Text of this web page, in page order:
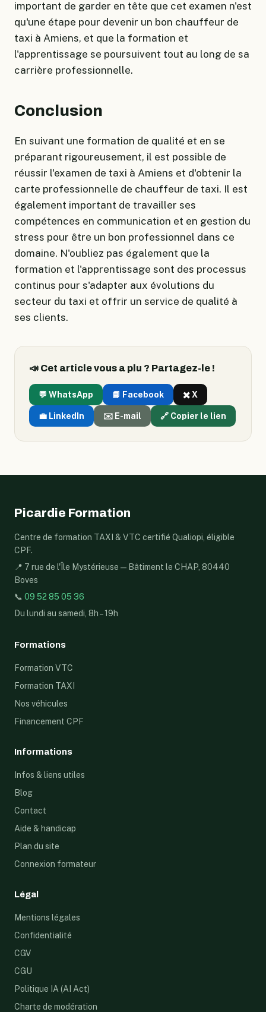
important de garder en tête que cet examen n'est
qu'une étape pour devenir un bon chauffeur de
taxi à Amiens, et que la formation et
l'apprentissage se poursuivent tout au long de sa
carrière professionnelle.
Conclusion
En suivant une formation de qualité et en se
préparant rigoureusement, il est possible de
réussir l'examen de taxi à Amiens et d'obtenir la
carte professionnelle de chauffeur de taxi. Il est
également important de travailler ses
compétences en communication et en gestion du
stress pour être un bon professionnel dans ce
domaine. N'oubliez pas également que la
formation et l'apprentissage sont des processus
continus pour s'adapter aux évolutions du
secteur du taxi et offrir un service de qualité à
ses clients.
📣 Cet article vous a plu ? Partagez-le !
💬 WhatsApp 📘 Facebook ✖️ X
💼 LinkedIn ✉️ E-mail 🔗 Copier le lien
Picardie Formation
Centre de formation TAXI & VTC certifié Qualiopi, éligible
CPF.
📍 7 rue de l'Île Mystérieuse — Bâtiment le CHAP, 80440
Boves
📞 09 52 85 05 36
Du lundi au samedi, 8h – 19h
Formations
Formation VTC
Formation TAXI
Nos véhicules
Financement CPF
Informations
Infos & liens utiles
Blog
Contact
Aide & handicap
Plan du site
Connexion formateur
Légal
Mentions légales
Confidentialité
CGV
CGU
Politique IA (AI Act)
Charte de modération